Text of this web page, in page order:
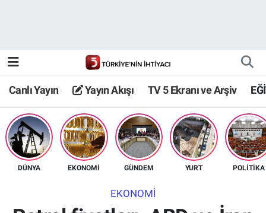
Canlı Yayın Yayın Akışı TV 5 Ekranı ve Arşiv
DÜNYA EKONOMİ GÜNDEM YURT POLİTİKA
EKONOMİ
TV 5 Ekranı ve Arşiv